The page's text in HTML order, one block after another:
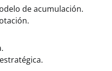
de acumulación.